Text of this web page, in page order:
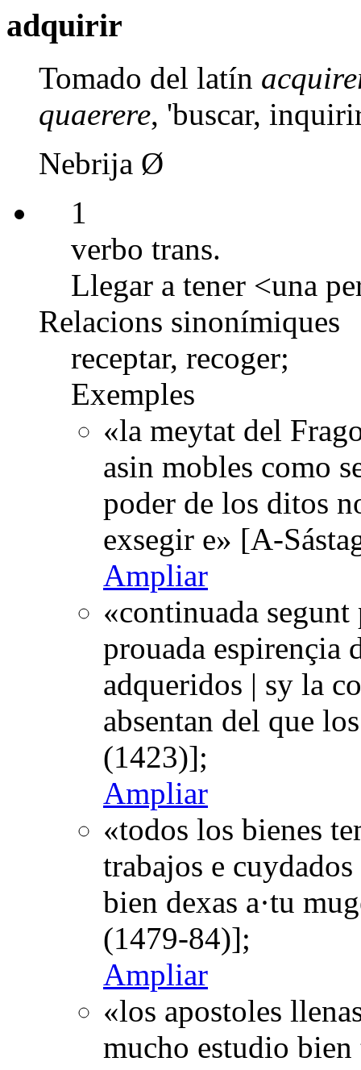
adquirir
Tomado del latín
quaerere, 'buscar,
Nebrija Ø
1
verbo trans.
Llegar a tener <una
Relacions sinonímiques
receptar, recoger;
Exemples
«la meytat del
asin mobles como
poder de los ditos
exsegir e» [A-
Ampliar
«continuada
prouada espirençia
adqueridos | sy la
absentan del que
(1423)];
Ampliar
«todos los bienes
trabajos e
bien dexas a·tu
(1479-84)];
Ampliar
«los apostoles
mucho estudio bien